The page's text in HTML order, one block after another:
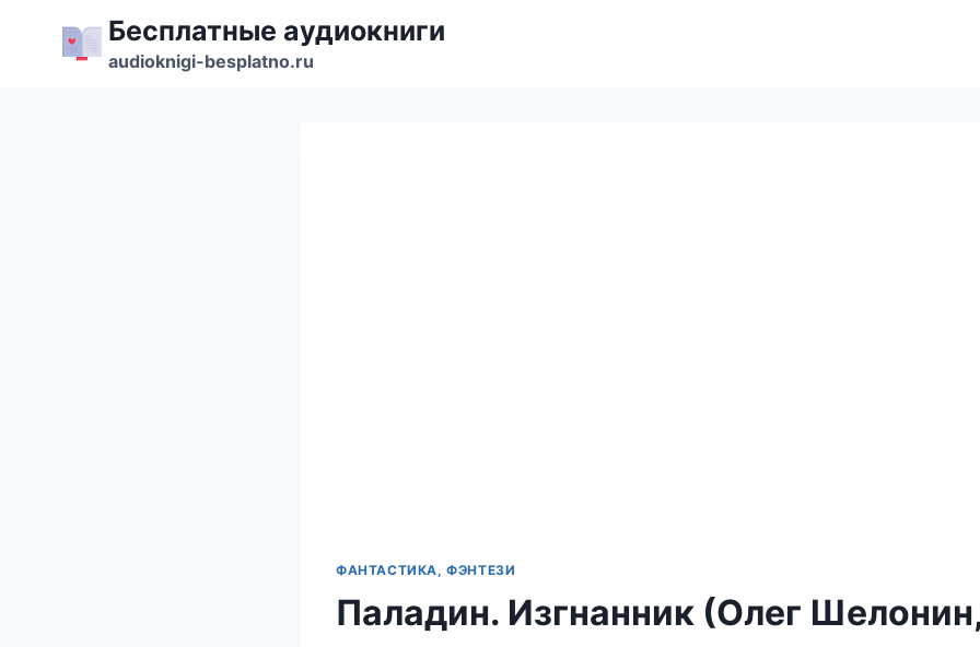
содержимому
Бесплатные аудиокниги
audioknigi-besplatno.ru
ФАНТАСТИКА, ФЭНТЕЗИ
Паладин. Изгнанник (Олег